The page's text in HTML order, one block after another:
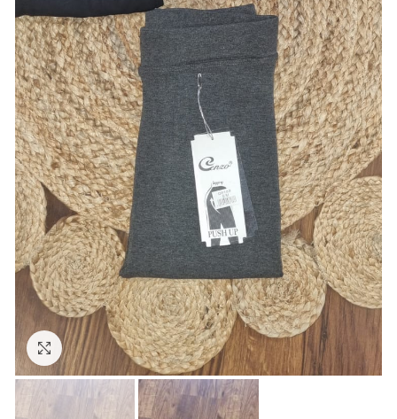
Click to enlarge